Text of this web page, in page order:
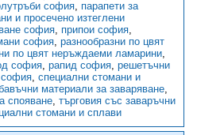
софия, парапети за
и просечено изтеглени
софия, припои софия,
софия, разнообразни по цвят
по цвят неръждаеми ламарини,
софия, рапид софия, решетъчни
софия, специални стомани и
материали за заваряване,
спояване, търговия със заваръчни
стомани и сплави